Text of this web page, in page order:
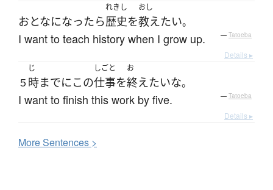
おとなになったら
れきし
歴史を
おし
教えたい。
I want to teach history when I grow up. — Tatoeba
Details ▸
５
じ
時までにこの
しごと
仕事を
お
終えたいな。
I want to finish this work by five. — Tatoeba
Details ▸
MoreSentences >